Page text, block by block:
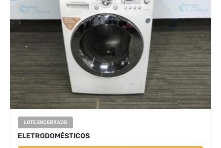
LOTE ENCERRADO
ELETRODOMÉSTICOS